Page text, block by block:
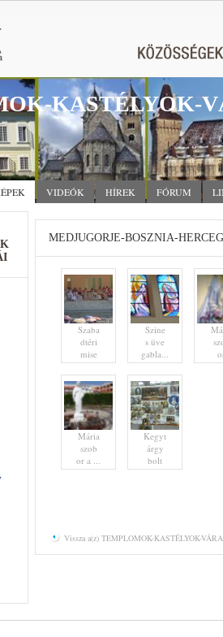
KASTÉLYOK-
VIDEÓK HÍREK FÓRUM
MEDJUGORJE-BOSZNIA-
Szaba
dtéri
mise
Szine
s üve
gabla...
Mária
szob
or a ...
Kegyt
árgy
bolt
Vissza a(z) TEMPLOMOK-KASTÉLYOK-